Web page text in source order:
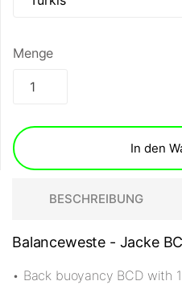
Menge
In den
BESCHREIBUNG
Balanceweste - Jacke
• Back buoyancy BCD with